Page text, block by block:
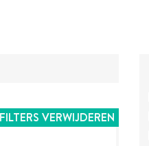
VERWIJDEREN